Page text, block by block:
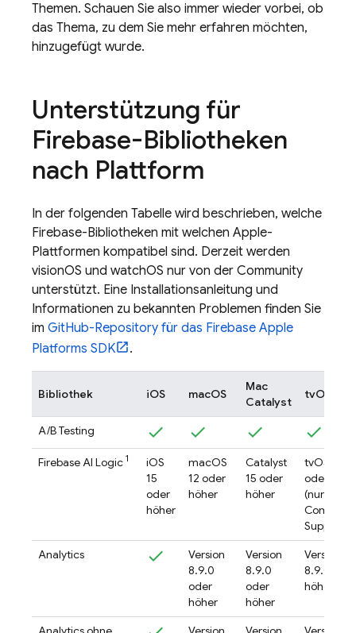
Themen. Schauen Sie also immer wieder vorbei, ob
das Thema, zu dem Sie mehr erfahren möchten,
hinzugefügt wurde.
Unterstützung für
Firebase-Bibliotheken
nach Plattform
In der folgenden Tabelle wird beschrieben, welche
Firebase-Bibliotheken mit welchen Apple-
Plattformen kompatibel sind. Derzeit werden
visionOS und watchOS nur von der Community
unterstützt. Eine Installationsanleitung und
Informationen zu bekannten Problemen finden Sie
im GitHub-Repository für das Firebase Apple
Platforms SDK
.
Bibliothek iOS macOS
Mac
Catalyst
tvOS
A/B Testing
Firebase AI Logic 1
iOS
15
oder
höher
macOS
12 oder
höher
Catalyst
15 oder
höher
tvOS 15
oder
(nur
Support)
Analytics
Version
8.9.0
oder
höher
Version
8.9.0
oder
höher
Version
8.9.0 oder
höher